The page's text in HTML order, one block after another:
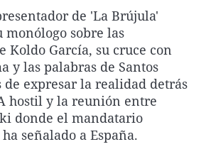
La rosa de los vientos
Gente viajera
Como el perro y el
Caso
Retornados
Equipo de
Operación Viuda
Extremadura
Galicia
La Rioja
Navarra
País Vasco
Virales
Televisión
Elecciones
de 'La Brújula'
sobre las
Koldo García, su cruce con
y las palabras de Santos
de expresar la realidad detrás
hostil y la reunión entre
donde el mandatario
señalado a España.